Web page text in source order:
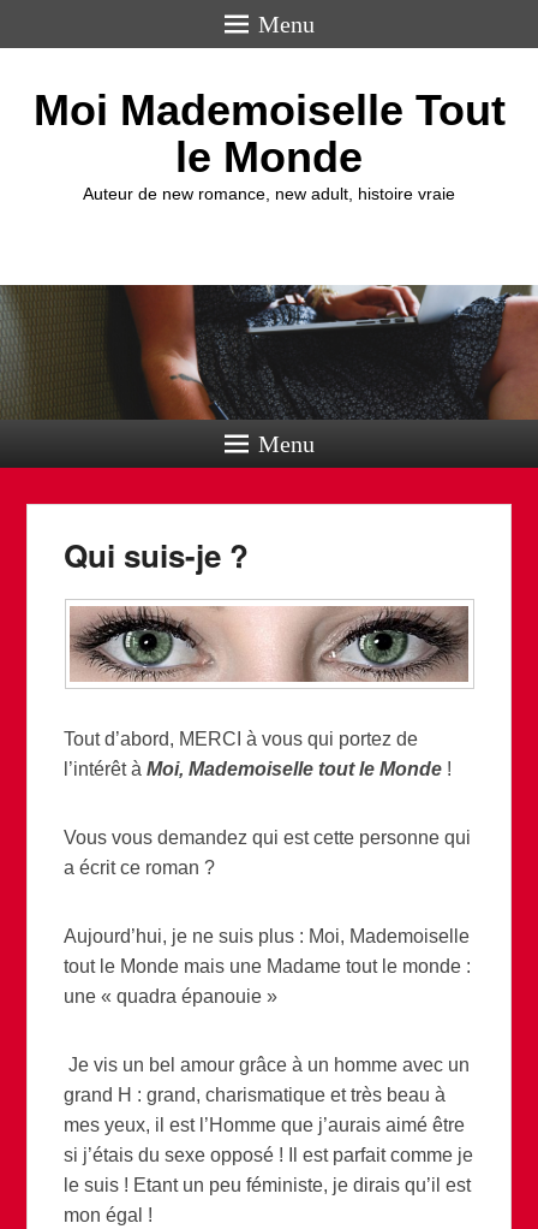
Menu
Moi Mademoiselle Tout
le Monde
Auteur de new romance, new adult, histoire vraie
Menu
Qui suis-je ?
Tout d’abord, MERCI à vous qui portez de
l’intérêt àMoi, Mademoiselle tout le Monde !
Vous vous demandez qui est cette personne qui
a écrit ce roman ?
Aujourd’hui, je ne suis plus : Moi, Mademoiselle
tout le Monde mais une Madame tout le monde :
une « quadra épanouie »
Je vis un bel amour grâce à un homme avec un
grand H : grand, charismatique et très beau à
mes yeux, il est l’Homme que j’aurais aimé être
si j’étais du sexe opposé ! Il est parfait comme je
le suis ! Etant un peu féministe, je dirais qu’il est
mon égal !